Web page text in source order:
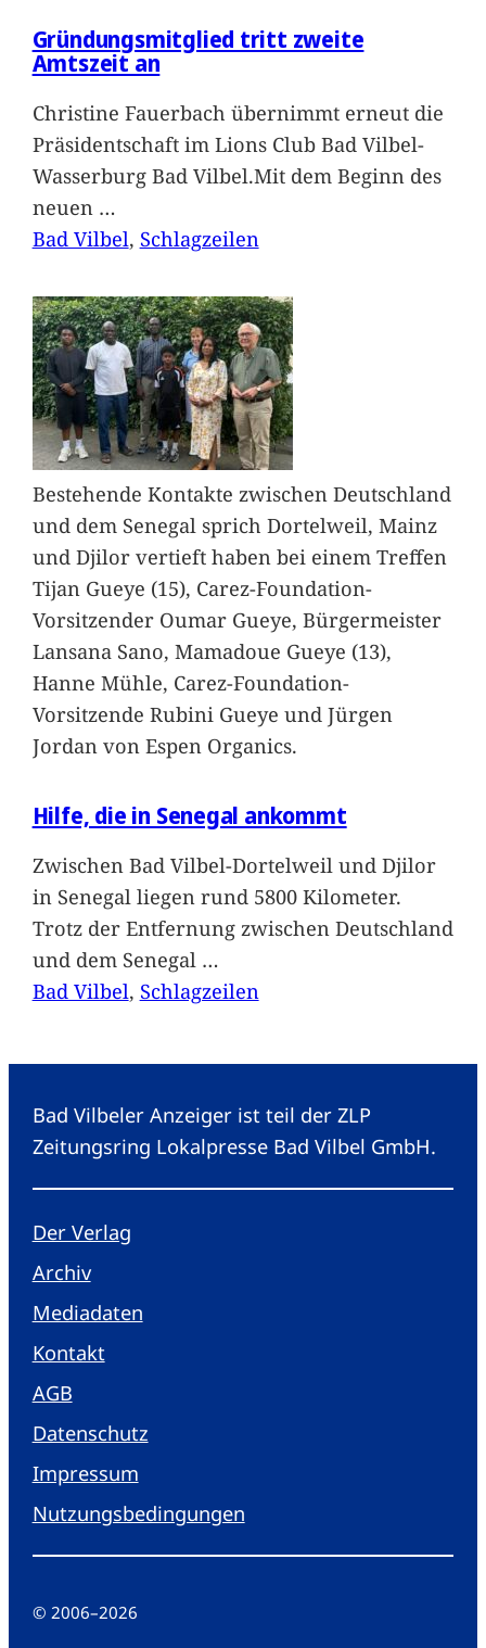
Gründungsmitglied tritt zweite
Amtszeit an
Christine Fauerbach übernimmt erneut die
Präsidentschaft im Lions Club Bad Vilbel-
Wasserburg Bad Vilbel.Mit dem Beginn des
neuen …
Bad Vilbel, Schlagzeilen
Bestehende Kontakte zwischen Deutschland
und dem Senegal sprich Dortelweil, Mainz
und Djilor vertieft haben bei einem Treffen
Tijan Gueye (15), Carez-Foundation-
Vorsitzender Oumar Gueye, Bürgermeister
Lansana Sano, Mamadoue Gueye (13),
Hanne Mühle, Carez-Foundation-
Vorsitzende Rubini Gueye und Jürgen
Jordan von Espen Organics.
Hilfe, die in Senegal ankommt
Zwischen Bad Vilbel-Dortelweil und Djilor
in Senegal liegen rund 5800 Kilometer.
Trotz der Entfernung zwischen Deutschland
und dem Senegal …
Bad Vilbel, Schlagzeilen
Bad Vilbeler Anzeiger ist teil der ZLP
Zeitungsring Lokalpresse Bad Vilbel GmbH.
Der Verlag
Archiv
Mediadaten
Kontakt
AGB
Datenschutz
Impressum
Nutzungsbedingungen
© 2006–2026